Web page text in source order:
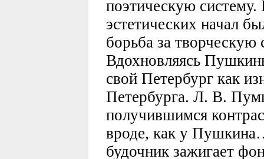
поэтическую
эстетических начал
борьба за творческую
Вдохновляясь
свой Петербург как
Петербурга. Л. В.
получившимся
вроде, как у
будочник зажигает